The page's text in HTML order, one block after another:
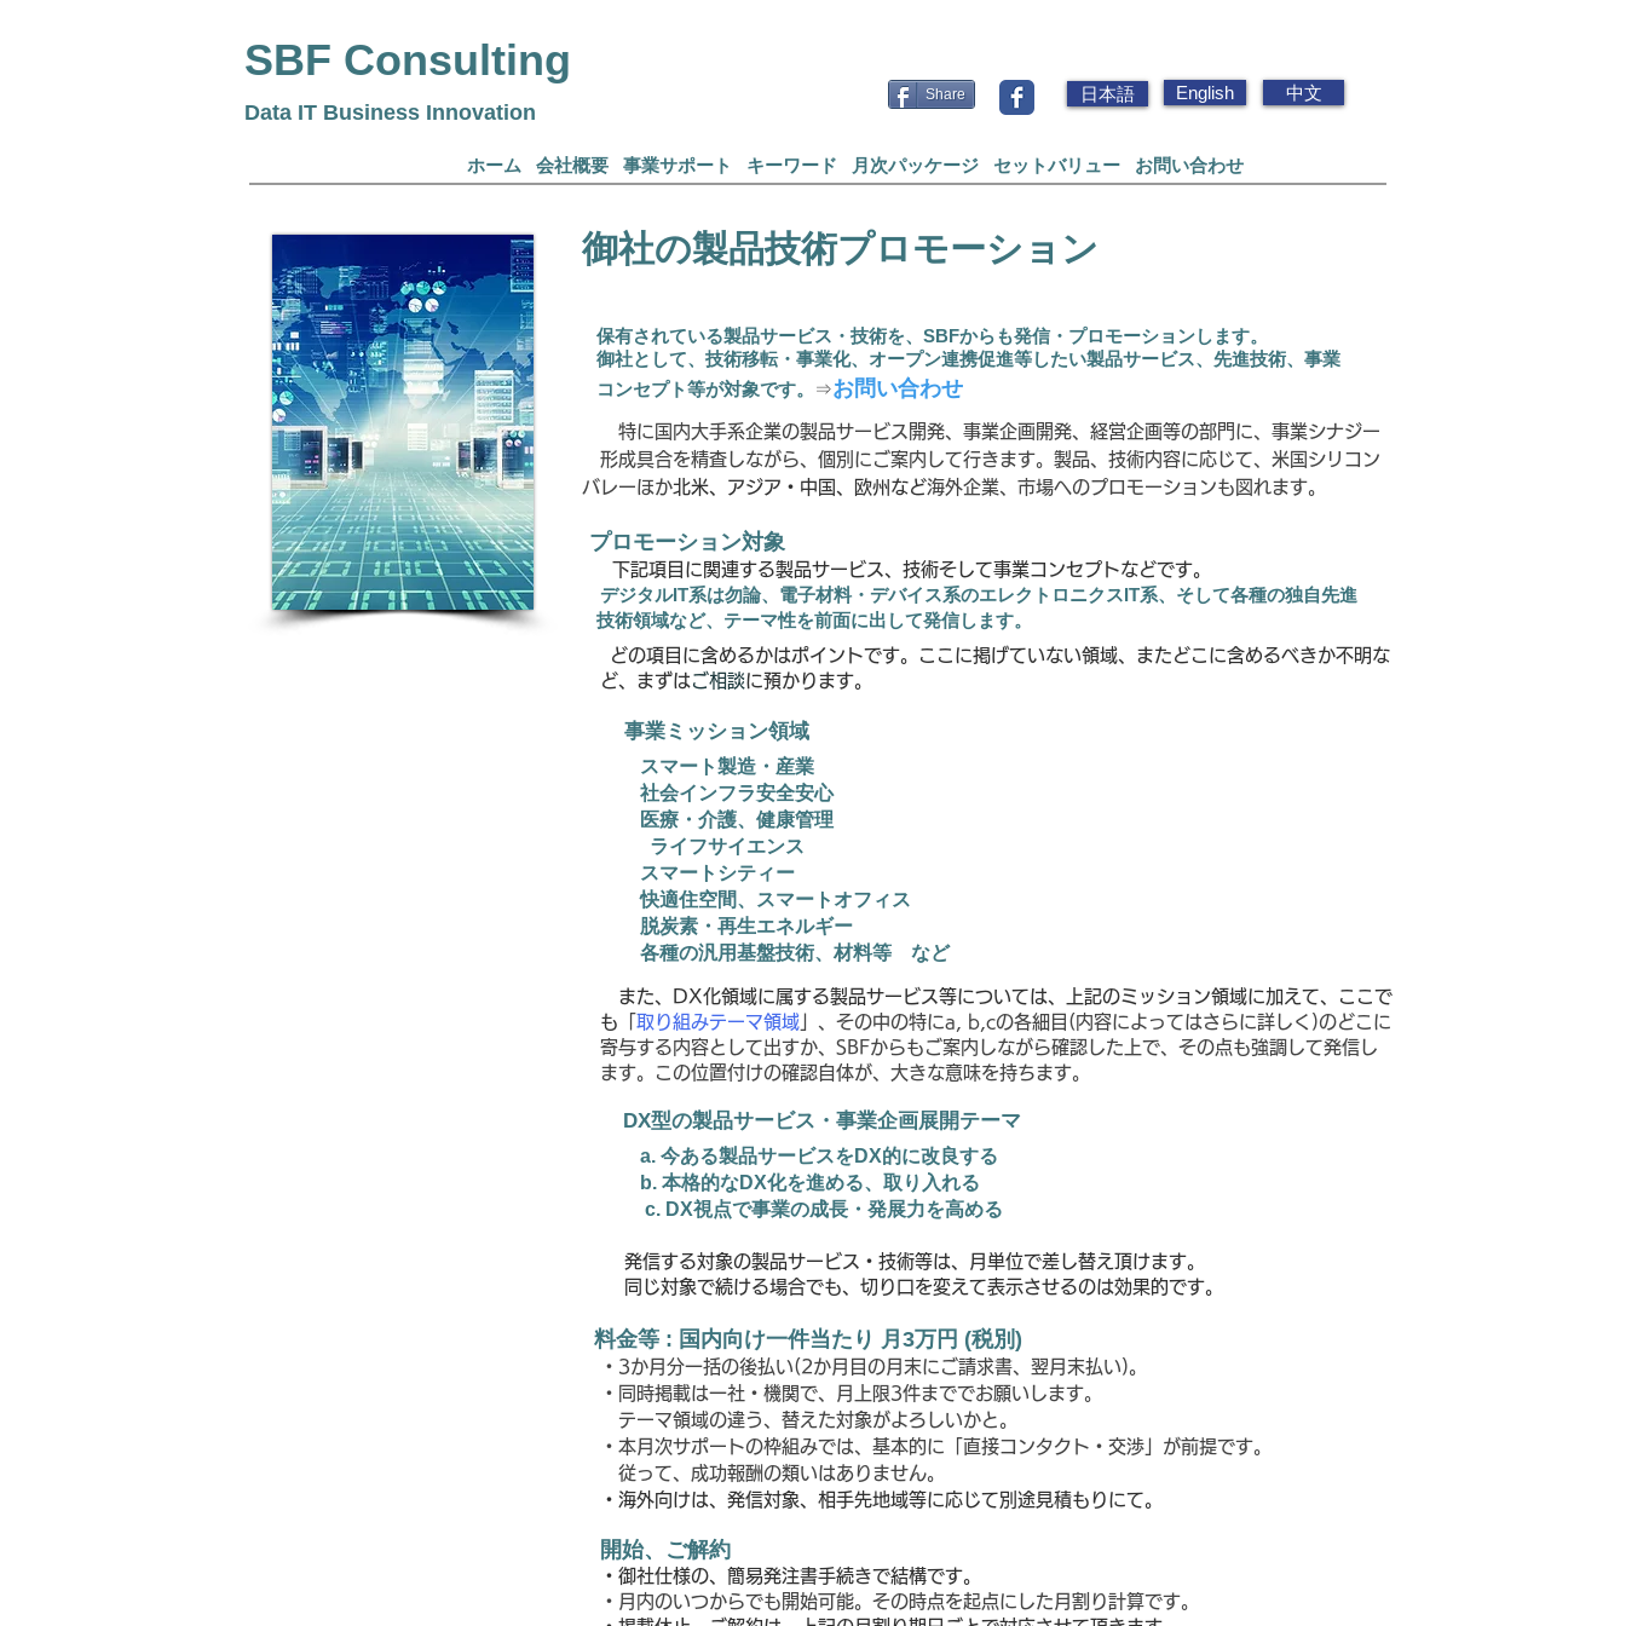
SBF Consulting
Data IT Business Innovation
ホーム 会社概要 事業サポート キーワード 月次パッケージ セットバリュー お問い合わせ
御社の製品技術プロモーション
保有されている製品サービス・技術を、SBFからも発信・プロモーションします。
御社として、技術移転・事業化、 オープン連携促進等したい製品サービス、先進技術、事業
コンセプト等が対象です。
⇒お問い合わせ
特に国内大手系企業の製品サービス開発、事業企画開発、経営企画等の部門 に、事業シナジー
形成具合を精査しながら、個別にご案内して行きます。 製品、技術内容に応じて、米国シリコン
バレーほか北米、アジア・中国、欧州など海外企業、 市場へのプロモーションも図れます。
プロモーション対象
下記項目に関連する製品サービス、技術そして事業コンセプトなどです。
デジタルIT系は勿論、電子材料・デバイス系のエレクトロニクスIT系、そして各種の独自先進
技術領域など、テーマ性を前面に出して発信します。
どの項目に含めるかはポイントです。 ここに掲げていない領域、またどこに含めるべきか不明 な
ど、 まずは ご相談に預かります。
事業ミッション領域
スマート製造・産業
社会インフラ安全安心
医療・介護、健康管理
ライフサイエンス
スマートシティー
快適住空間、スマートオフィス
脱炭素・再生エネルギー
各種の汎用基盤技術、材料等 など
また、DX化領域に属する製品サービス等については、
上記のミッション領域に加えて、ここで
も
取り組みテーマ領域 」、 その中の特にa, b,cの各細目(内容によってはさらに詳しく)のどこに
寄与する内容として出すか、SBFからもご案内しながら確認した 上で、その点も強調して発信し
ます。
この位置付けの確認自体が、大きな意味を持ちます。
DX型の製品サービス ・ 事業企画展開テーマ
a. 今ある製品サービスをDX的に改良する
b. 本格的なDX化を進める、取り入れる
c. DX視点で事業の成長・発展力を高める
発信する対象の製品サービス・技術等は、月単位で差し替え頂けます。
同じ対象で続ける場合でも、切り口を変えて表示させるのは効果的です。
料金等 : 国内向け一件当たり 月3万円 (税別)
・3か月分一括の後払い(2か月目の月末にご請求書、翌月末払い)。
・同時掲載は一社・機関で、月上限3件まででお願いします。
テーマ領域の違う、替えた対象がよろしいかと。
・本月次サポートの枠組みでは、基本的に「直接コンタクト・交渉」が前提です。
従って、成功報酬の類いはありません。
・海外向けは、発信対象、相手先地域等に応じて別途見積もりにて。
開始、ご解約
・御社仕様の、簡易発注書手続きで結構です。
・月内のいつからでも開始可能。その時点を起点にした 月割り計算です。
日本語 English
Share 中文